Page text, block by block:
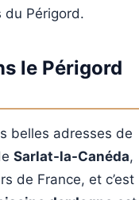
du Périgord.
le Périgord
belles adresses de
Sarlat-la-Canéda,
de France, et c’est